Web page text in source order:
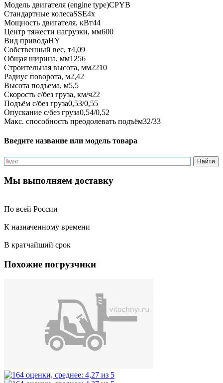
Модель двигателя (engine type)CPYB
Стандартные колесаSSE4x
Мощность двигателя, кВт44
Центр тяжести нагрузки, мм600
Вид приводаHY
Собственный вес, т4,09
Общая ширина, мм1256
Строительная высота, мм2210
Радиус поворота, м2,42
Высота подъема, м5,5
Скорость с/без груза, км/ч22
Подъём с/без груза0,53/0,55
Опускание с/без груза0,54/0,52
Макс. способность преодолевать подъём32/33
Введите название или модель товара
Мы выполняем доставку
По всей России
К назначенному времени
В кратчайший срок
Похожие погрузчики